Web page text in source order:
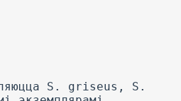
L. Barker! ...... 4- L. ornatus ........ _L Заўвага: + пашкоджан, — непашкоджан. 62 Страты ад S. griseus вялікія. Жукі пашкоджваюць лісці, а іх лічынкі—клубянькі, ад якіх застаюцца адны абалонкі (рыс. 18). Іншы раз колькасць S. griseus на лубіне дасягае велізарных размераў. Напрыклад, у 1951 г. на ўчастку шматгадовага кармавога лубіну на-лічвалася ад 71 да 103 жукоў на адну расліну (Бараў-ляны, улік 8.VIII). Рыс. 18. Пашкоджаныя і не пашкоджаныя жукамі S. griseus, лісці шматгадовага лубіну. Разгледзім уплыў пашкоджанняў, нанесеных S. griseus на ўраджай лубіну. 16 мая 1951 г. на доследнай станцыі «Бараўляны» на двух участках быў пасеян горкі вузкалісты лубін (мясцовы). Размер аднаго ўчастка 0,08 га, другога—0,7 га. Папярэднік—авёс на абодвух участках, аднолькавы фон угнаеніняў (Р45К45), адна і тая-ж глеба Б Участкі былі падзелены пасевам жыта шырынёй 50 м. Такім чынам, былі ўсе ўмовы для атры-мання аднолькавага ўраджаю, але рэзкая розніца ў колькасці лубінавага слоніка на ўчастках вырашыла лёс 1 Дзярнова-падзолістая на лёгкім пылавата-пясчаным суглінку падсцілаемым на глыбіні 0,5 м буйным зярністым пяском. 63 ураджаю па-рознаму (табл. 12 і рыс. 19). Калі на непа-шкоджаным участку ўраджай складаў 137,82 ц/га, то на пашкоджаным S. griseus—44,66 ц/га, што складае 32,4% ад першага ўчастка. Т а б л і ц a 12 Уплыў пашкоджанняў S. griseus на ўраджай лубіну Участак Колькасць жукоў a to ГО =5 Ураджай зялё-най масы % шкода-носнасці у ка-.1на1м2 ШЭННІ і У Ц/ га У % Непашкоджаны . Пашкоджаны . . 0 1,66 83 .16,33 29 345 137,82 44,66 100 32,4 0 67,6 Рыс. 19. Вузкалісты горкі лубін. не пашкоджаны і пашк оджаны лубінавым слонікам (у снапах па 50 раслін). 64 Такім чынам, луб'інавы слонік—спецыфічны шкоднік лубіну і пры заражэнні ім пасеваў наносіць вялікія страты ўраджаю. Зімоўка жукоў S. griseus. Новае пакаленне жукоў S. griseus, якое паяўляецца ў канцы ліпеня—пачатку жніў-ня, у год выхаду з кукалак яек не адкладвае і ў непола-васпелым стане ідзе на зімоўку. Такім чынам, думка К. Andersen (1937), што маладыя жукі S. griseus у год выхаду з кукалак становяцца полавасп